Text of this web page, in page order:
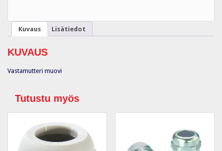
Kuvaus Lisätiedot
KUVAUS
Vastamutteri muovi
Tutustu myös